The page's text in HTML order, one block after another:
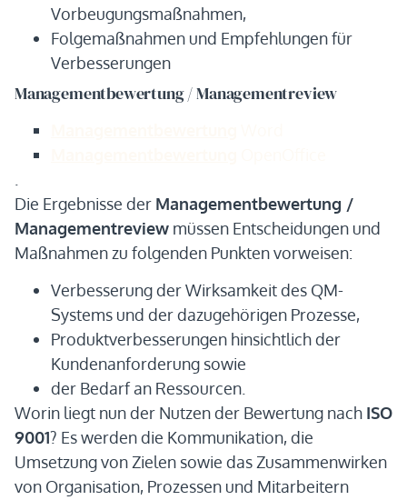
Vorbeugungsmaßnahmen,
Folgemaßnahmen und Empfehlungen für
Verbesserungen
Managementbewertung / Managementreview
Die Ergebnisse der Managementbewertung /
Managementreview müssen Entscheidungen und
Maßnahmen zu folgenden Punkten vorweisen:
Verbesserung der Wirksamkeit des QM-
Systems und der dazugehörigen Prozesse,
Produktverbesserungen hinsichtlich der
Kundenanforderung sowie
der Bedarf an Ressourcen.
Worin liegt nun der Nutzen der Bewertung nach ISO
9001? Es werden die Kommunikation, die
Umsetzung von Zielen sowie das Zusammenwirken
von Organisation, Prozessen und Mitarbeitern